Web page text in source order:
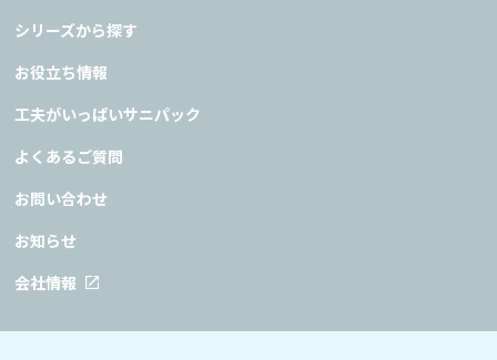
シリーズから探す
お役立ち情報
工夫がいっぱいサニパック
よくあるご質問
お問い合わせ
お知らせ
会社情報